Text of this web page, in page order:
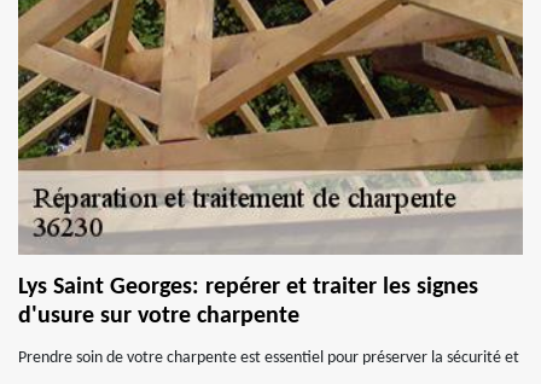
Lys Saint Georges: repérer et traiter les signes
d'usure sur votre charpente
Prendre soin de votre charpente est essentiel pour préserver la sécurité et